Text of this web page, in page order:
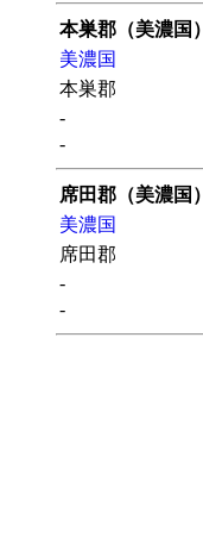
本巣郡（美濃国）
美濃国
本巣郡
-
-
席田郡（美濃国）
美濃国
席田郡
-
-